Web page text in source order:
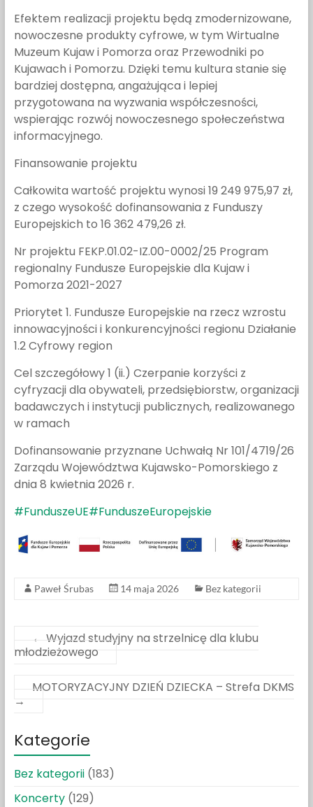
Efektem realizacji projektu będą zmodernizowane,
nowoczesne produkty cyfrowe, w tym Wirtualne
Muzeum Kujaw i Pomorza oraz Przewodniki po
Kujawach i Pomorzu. Dzięki temu kultura stanie się
bardziej dostępna, angażująca i lepiej
przygotowana na wyzwania współczesności,
wspierając rozwój nowoczesnego społeczeństwa
informacyjnego.
Finansowanie projektu
Całkowita wartość projektu wynosi 19 249 975,97 zł,
z czego wysokość dofinansowania z Funduszy
Europejskich to 16 362 479,26 zł.
Nr projektu FEKP.01.02-IZ.00-0002/25 Program
regionalny Fundusze Europejskie dla Kujaw i
Pomorza 2021-2027
Priorytet 1. Fundusze Europejskie na rzecz wzrostu
innowacyjności i konkurencyjności regionu Działanie
1.2 Cyfrowy region
Cel szczegółowy 1 (ii.) Czerpanie korzyści z
cyfryzacji dla obywateli, przedsiębiorstw, organizacji
badawczych i instytucji publicznych, realizowanego
w ramach
Dofinansowanie przyznane Uchwałą Nr 101/4719/26
Zarządu Województwa Kujawsko-Pomorskiego z
dnia 8 kwietnia 2026 r.
#FunduszeUE#FunduszeEuropejskie
Paweł Śrubas 14 maja 2026 Bez kategorii
←
Wyjazd studyjny na strzelnicę dla klubu
młodzieżowego
MOTORYZACYJNY DZIEŃ DZIECKA – Strefa DKMS
→
Kategorie
Bez kategorii(183)
Koncerty(129)